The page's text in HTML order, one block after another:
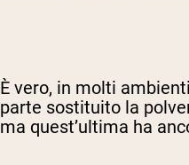
È vero, in molti
parte sostituito la
ma quest’ultima ha